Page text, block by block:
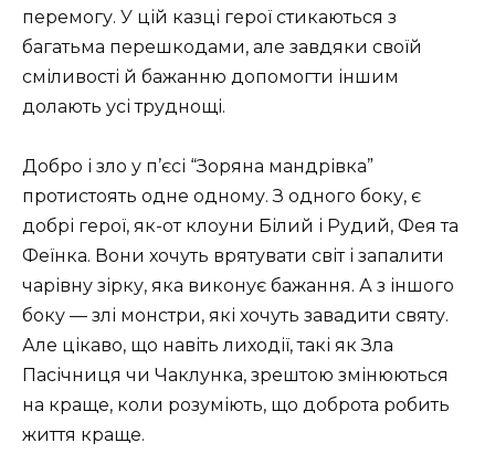
перемогу. У цій казці герої стикаються з
багатьма перешкодами, але завдяки своїй
сміливості й бажанню допомогти іншим
долають усі труднощі.
Добро і зло у п’єсі “Зоряна мандрівка”
протистоять одне одному. З одного боку, є
добрі герої, як-от клоуни Білий і Рудий, Фея та
Феїнка. Вони хочуть врятувати світ і запалити
чарівну зірку, яка виконує бажання. А з іншого
боку — злі монстри, які хочуть завадити святу.
Але цікаво, що навіть лиходії, такі як Зла
Пасічниця чи Чаклунка, зрештою змінюються
на краще, коли розуміють, що доброта робить
життя краще.